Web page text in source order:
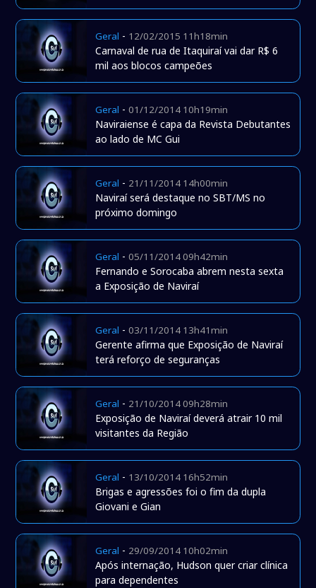
Geral - 12/02/2015 11h18min
Carnaval de rua de Itaquiraí vai dar R$ 6
mil aos blocos campeões
Geral -01/12/2014 10h19min
Naviraiense é capa da Revista Debutantes
ao lado de MC Gui
Geral - 21/11/2014 14h00min
Naviraí será destaque no SBT/MS no
próximo domingo
Geral -05/11/2014 09h42min
Fernando e Sorocaba abrem nesta sexta
a Exposição de Naviraí
Geral -03/11/2014 13h41min
Gerente afirma que Exposição de Naviraí
terá reforço de seguranças
Geral - 21/10/2014 09h28min
Exposição de Naviraí deverá atrair 10 mil
visitantes da Região
Geral - 13/10/2014 16h52min
Brigas e agressões foi o fim da dupla
Giovani e Gian
Geral - 29/09/2014 10h02min
Após internação, Hudson quer criar clínica
para dependentes